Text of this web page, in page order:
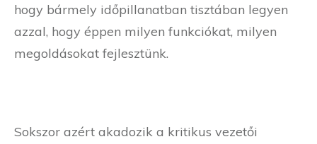
hogy bármely időpillanatban tisztában legyen
azzal, hogy éppen milyen funkciókat, milyen
megoldásokat fejlesztünk.
Sokszor azért akadozik a kritikus vezetői